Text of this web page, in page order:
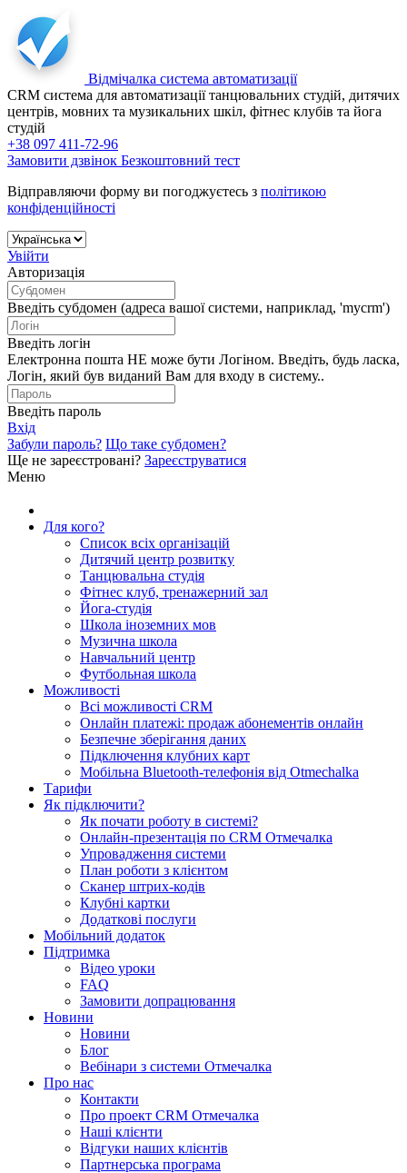
Відмічалка система автоматизації
CRM система для автоматизації танцювальних студій, дитячих
центрів, мовних та музикальних шкіл, фітнес клубів та йога
студій
+38 097 411-72-96
Замовити дзвінок Безкоштовний тест
Відправляючи форму ви погоджуєтесь з політикою
конфіденційності
Увійти
Авторизація
Введіть субдомен (адреса вашої системи, наприклад, 'mycrm')
Введіть логін
Електронна пошта НЕ може бути Логіном. Введіть, будь ласка,
Логін, який був виданий Вам для входу в систему..
Введіть пароль
Вхід
Забули пароль? Що таке субдомен?
Ще не зареєстровані? Зареєструватися
Меню
Для кого?
Список всіх організацій
Дитячий центр розвитку
Танцювальна студія
Фітнес клуб, тренажерний зал
Йога-студія
Школа іноземних мов
Музична школа
Навчальний центр
Футбольная школа
Можливості
Всі можливості CRM
Онлайн платежі: продаж абонементів онлайн
Безпечне зберігання даних
Підключення клубних карт
Мобільна Bluetooth-телефонія від Otmechalka
Тарифи
Як підключити?
Як почати роботу в системі?
Онлайн-презентація по CRM Отмечалка
Упровадження системи
План роботи з клієнтом
Сканер штрих-кодів
Клубні картки
Додаткові послуги
Мобільний додаток
Підтримка
Відео уроки
FAQ
Замовити допрацювання
Новини
Новини
Блог
Вебінари з системи Отмечалка
Про нас
Контакти
Про проект CRM Отмечалка
Наші клієнти
Відгуки наших клієнтів
Партнерська програма